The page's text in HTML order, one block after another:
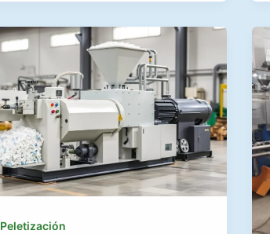
Peletización